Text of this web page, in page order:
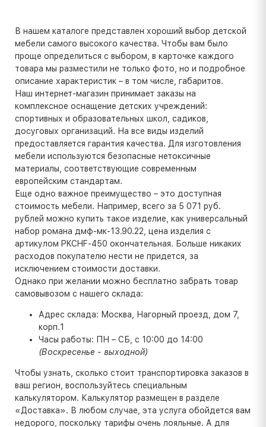
В нашем каталоге представлен хороший выбор детской
мебели самого высокого качества. Чтобы вам было
проще определиться с выбором, в карточке каждого
товара мы разместили не только фото, но и подробное
описание характеристик – в том числе, габаритов.
Наш интернет-магазин принимает заказы на
комплексное оснащение детских учреждений:
спортивных и образовательных школ, садиков,
досуговых организаций. На все виды изделий
предоставляется гарантия качества. Для изготовления
мебели используются безопасные нетоксичные
материалы, соответствующие современным
европейским стандартам.
Еще одно важное преимущество – это доступная
стоимость мебели. Например, всего за 5 071 руб.
рублей можно купить такое изделие, как универсальный
набор романа дмф-мк-13.90.22, цена изделия с
артикулом PKCHF-450 окончательная. Больше никаких
расходов покупателю нести не придется, за
исключением стоимости доставки.
Однако при желании можно бесплатно забрать товар
самовывозом с нашего склада:
Адрес склада: Москва, Нагорный проезд, дом 7,
корп.1
Часы работы: ПН – СБ, с 10:00 до 14:00
(Воскресенье - выходной)
Чтобы узнать, сколько стоит транспортировка заказов в
ваш регион, воспользуйтесь специальным
калькулятором. Калькулятор размещен в разделе
«Доставка». В любом случае, эта услуга обойдется вам
недорого, поскольку тарифы очень лояльные. А для